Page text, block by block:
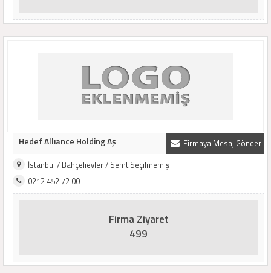
Firmaya Mesaj Gönder
Hedef Allıance Holding Aş
İstanbul / Bahçelievler / Semt Seçilmemiş
0212 452 72 00
Firma Ziyaret
499